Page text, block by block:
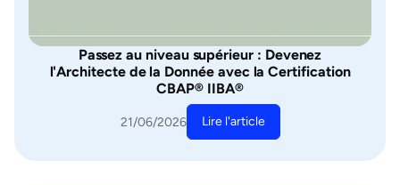
Passez au niveau supérieur : Devenez
l'Architecte de la Donnée avec la Certification
CBAP® IIBA®
21/06/2026 Lire l'article